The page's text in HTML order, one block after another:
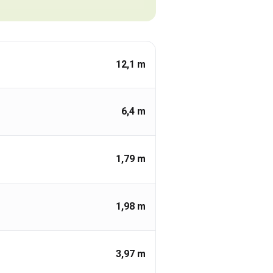
12,1 m
6,4 m
1,79 m
1,98 m
3,97 m